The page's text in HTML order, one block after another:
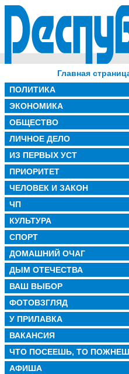
Главная
ПОЛИТИКА
ЭКОНОМИКА
ОБЩЕСТВО
ЛИЧНОЕ ДЕЛО
ИЗ ПЕРВЫХ УСТ
ПРИОРИТЕТ
ЧЕЛОВЕК И ЗАКОН
ЧП
КУЛЬТУРА
СПОРТ
ДОМАШНИЙ ОЧАГ
ДЫМ ОТЕЧЕСТВА
ВАШ ВЫБОР
ФОТОВЗГЛЯД
У ПРИЛАВКА
ВАКАНСИЯ
ЧТО ПОСЕЕШЬ, ТО
АФИША